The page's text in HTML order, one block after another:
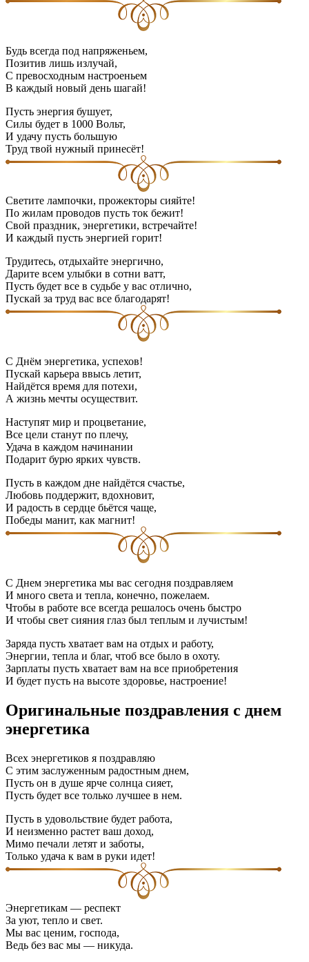
Будь всегда под напряженьем,
Позитив лишь излучай,
С превосходным настроеньем
В каждый новый день шагай!
Пусть энергия бушует,
Силы будет в 1000 Вольт,
И удачу пусть большую
Труд твой нужный принесёт!
Светите лампочки, прожекторы сияйте!
По жилам проводов пусть ток бежит!
Свой праздник, энергетики, встречайте!
И каждый пусть энергией горит!
Трудитесь, отдыхайте энергично,
Дарите всем улыбки в сотни ватт,
Пусть будет все в судьбе у вас отлично,
Пускай за труд вас все благодарят!
С Днём энергетика, успехов!
Пускай карьера ввысь летит,
Найдётся время для потехи,
А жизнь мечты осуществит.
Наступят мир и процветание,
Все цели станут по плечу,
Удача в каждом начинании
Подарит бурю ярких чувств.
Пусть в каждом дне найдётся счастье,
Любовь поддержит, вдохновит,
И радость в сердце бьётся чаще,
Победы манит, как магнит!
С Днем энергетика мы вас сегодня поздравляем
И много света и тепла, конечно, пожелаем.
Чтобы в работе все всегда решалось очень быстро
И чтобы свет сияния глаз был теплым и лучистым!
Заряда пусть хватает вам на отдых и работу,
Энергии, тепла и благ, чтоб все было в охоту.
Зарплаты пусть хватает вам на все приобретения
И будет пусть на высоте здоровье, настроение!
Оригинальные поздравления с днем
энергетика
Всех энергетиков я поздравляю
С этим заслуженным радостным днем,
Пусть он в душе ярче солнца сияет,
Пусть будет все только лучшее в нем.
Пусть в удовольствие будет работа,
И неизменно растет ваш доход,
Мимо печали летят и заботы,
Только удача к вам в руки идет!
Энергетикам — респект
За уют, тепло и свет.
Мы вас ценим, господа,
Ведь без вас мы ― никуда.